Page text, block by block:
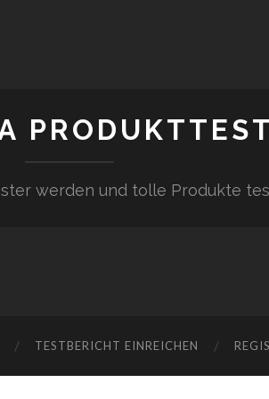
werden und tolle Produkte
TESTBERICHT EINREICHEN